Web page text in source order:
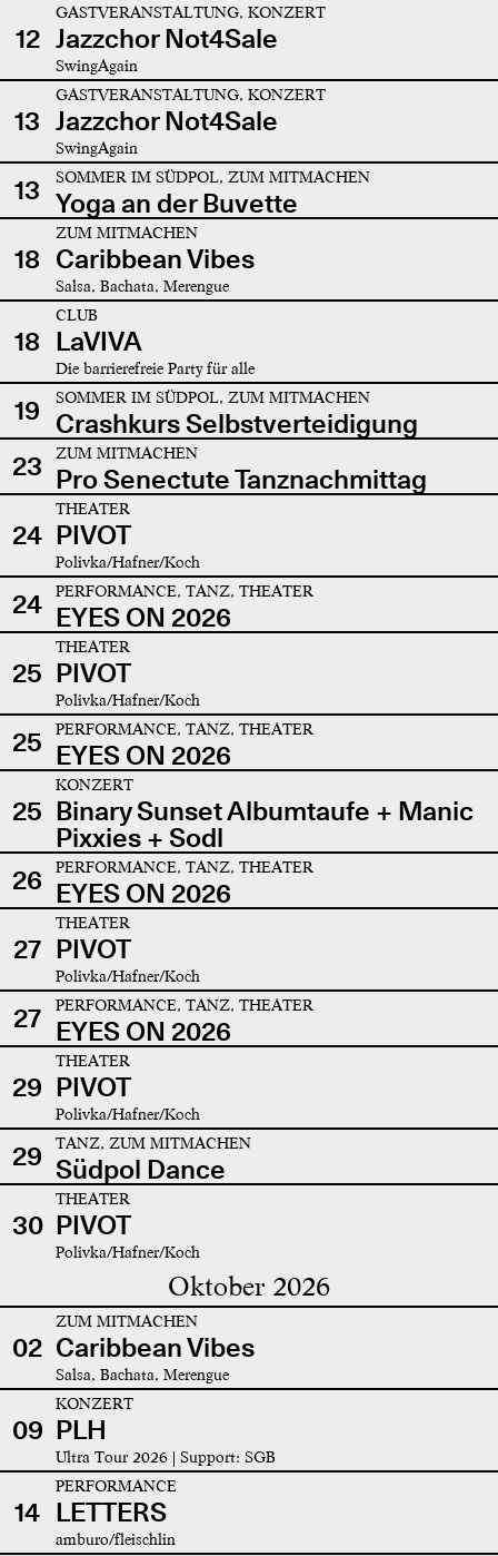
12
GASTVERANSTALTUNG, KONZERT
Jazzchor Not4Sale
SwingAgain
13
GASTVERANSTALTUNG, KONZERT
Jazzchor Not4Sale
SwingAgain
13 SOMMER IM SÜDPOL, ZUM MITMACHEN
Yoga an der Buvette
18
ZUM MITMACHEN
Caribbean Vibes
Salsa, Bachata, Merengue
18
CLUB
LaVIVA
Die barrierefreie Party für alle
19 SOMMER IM SÜDPOL, ZUM MITMACHEN
Crashkurs Selbstverteidigung
23
ZUM MITMACHEN
Pro Senectute Tanznachmittag
24
THEATER
PIVOT
Polivka/Hafner/Koch
24 PERFORMANCE, TANZ, THEATER
EYES ON 2026
25
THEATER
PIVOT
Polivka/Hafner/Koch
25 PERFORMANCE, TANZ, THEATER
EYES ON 2026
25
KONZERT
Binary Sunset Albumtaufe + Manic
Pixxies + Sodl
26
PERFORMANCE, TANZ, THEATER
EYES ON 2026
27
THEATER
PIVOT
Polivka/Hafner/Koch
27 PERFORMANCE, TANZ, THEATER
EYES ON 2026
29
THEATER
PIVOT
Polivka/Hafner/Koch
29 TANZ, ZUM MITMACHEN
Südpol Dance
30
THEATER
PIVOT
Polivka/Hafner/Koch
Oktober 2026
02
ZUM MITMACHEN
Caribbean Vibes
Salsa, Bachata, Merengue
09
KONZERT
PLH
Ultra Tour 2026 | Support: SGB
14
PERFORMANCE
LETTERS
amburo/fleischlin